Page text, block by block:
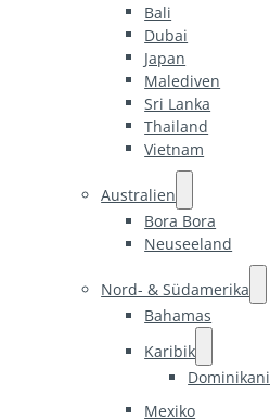
Bali
Dubai
Japan
Malediven
Sri Lanka
Thailand
Vietnam
Australien
Bora Bora
Neuseeland
Nord- & Südamerika
Bahamas
Karibik
Mexiko